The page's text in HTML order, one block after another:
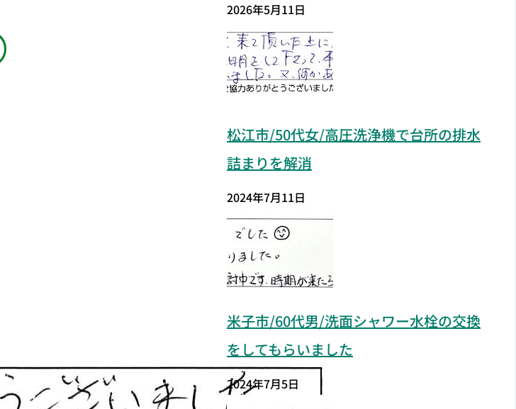
2026年5月11日
松江市/50代女/高圧洗浄機で台所の排水
詰まりを解消
2024年7月11日
米子市/60代男/洗面シャワー水栓の交換
をしてもらいました
2024年7月5日